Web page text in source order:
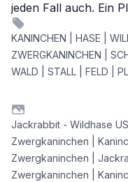
jeden Fall auch. Ein
KANINCHEN | HASE |
ZWERGKANINCHEN |
WALD | STALL | FELD |
Jackrabbit - Wildhase
Zwergkaninchen |
Zwergkaninchen |
Zwergkaninchen |